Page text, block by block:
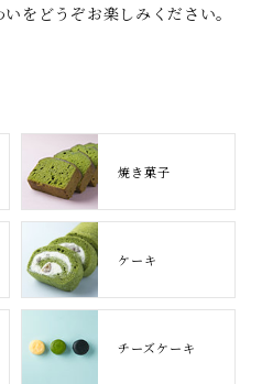
をどうぞお楽しみください。
焼き菓子
ケーキ
チーズケーキ